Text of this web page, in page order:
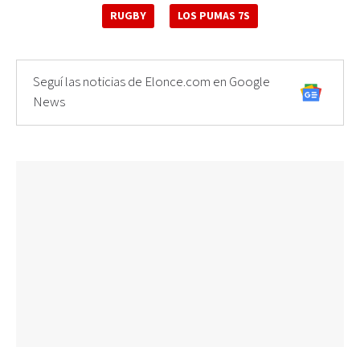
RUGBY LOS PUMAS 7S
Seguí las noticias de Elonce.com en Google
News